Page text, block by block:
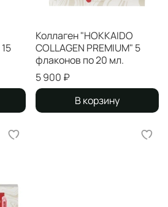
Коллаген "HOKKAIDO
COLLAGEN PREMIUM" 5
флаконов по 20 мл.
5 900 ₽
В корзину